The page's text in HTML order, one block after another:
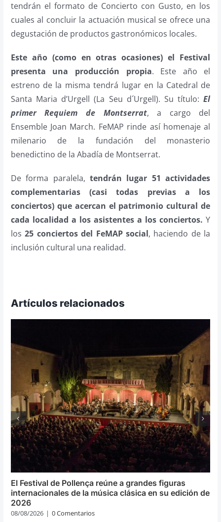
tendrán el formato de Concierto con Gusto, en los
cuales al concluir la actuación musical se ofrece una
degustación de productos gastronómicos locales.
Este año (como en otras ocasiones) el Festival
presenta una producción propia. Este año el
estreno de la misma tendrá lugar en la Catedral de
Santa Maria d’Urgell (La Seu d´Urgell). Su título:El
primer Requiem de Montserrat, a cargo del
Ensemble Joan March. FeMAP rinde así homenaje al
milenario de la fundación del monasterio
benedictino de la Abadía de Montserrat.
De forma paralela, tendrán lugar 51 actividades
complementarias (casi todas previas a los
conciertos) que acercan el patrimonio cultural de
cada localidad a los asistentes a los conciertos. Y
los25 conciertos del FeMAP social, haciendo de la
inclusión cultural una realidad.
Artículos relacionados
El Festival de Pollença reúne a grandes figuras
internacionales de la música clásica en su edición de
2026
08/08/2026 | 0 Comentarios